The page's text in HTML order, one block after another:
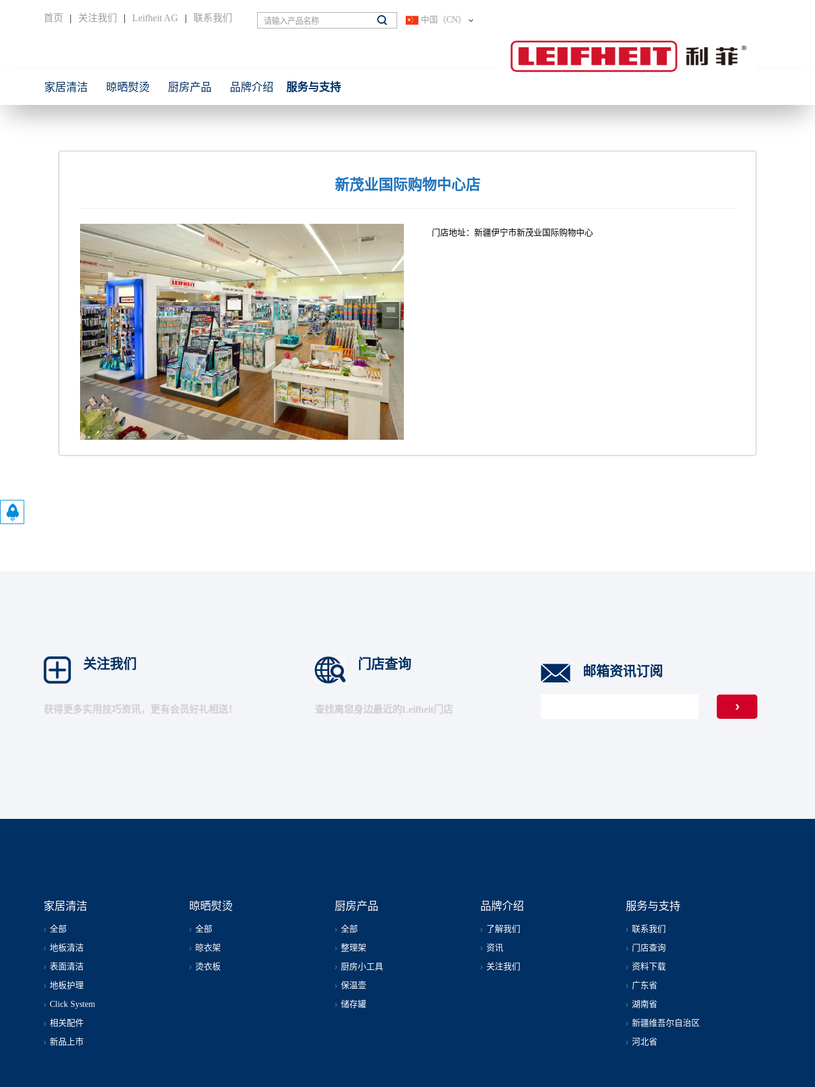
首页 | 关注我们 | Leifheit AG | 联系我们 中国（CN）
家居清洁 晾晒熨烫 厨房产品 品牌介绍 服务与支持
新茂业国际购物中心店
门店地址：新疆伊宁市新茂业国际购物中心
关注我们
获得更多实用技巧资讯，更有会员好礼相送！
门店查询
查找离您身边最近的Leifheit门店
邮箱资讯订阅
家居清洁
全部
地板清洁
表面清洁
地板护理
Click System
相关配件
新品上市
晾晒熨烫
全部
晾衣架
烫衣板
厨房产品
全部
整理架
厨房小工具
保温壶
储存罐
品牌介绍
了解我们
资讯
关注我们
服务与支持
联系我们
门店查询
资料下载
广东省
湖南省
新疆维吾尔自治区
河北省